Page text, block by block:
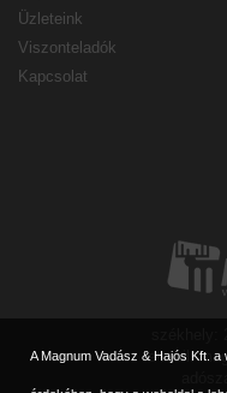
Üzleteink
Viszonteladók
Kapcsolat
e-mail:
A Magnum Vadász & Hajós Kft.